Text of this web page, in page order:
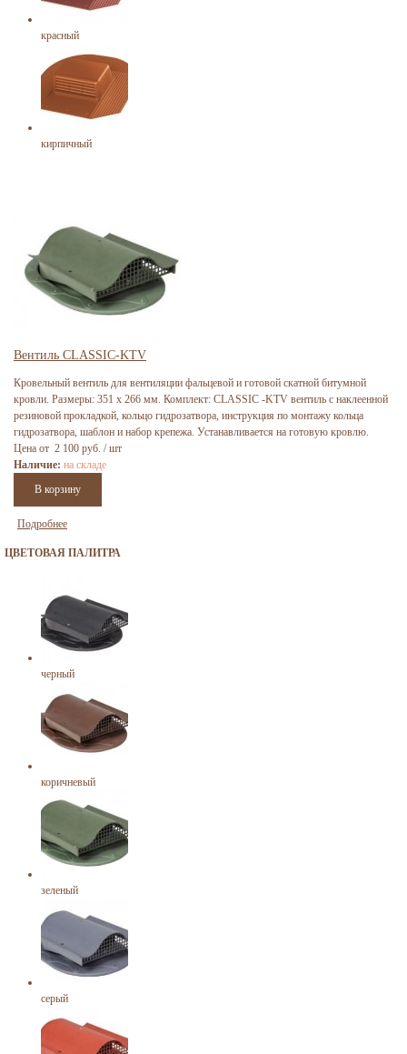
красный
кирпичный
Вентиль CLASSIC-KTV
Кровельный вентиль для вентиляции фальцевой и готовой скатной битумной
кровли. Размеры: 351 х 266 мм. Комплект: CLASSIC -KTV вентиль с наклеенной
резиновой прокладкой, кольцо гидрозатвора, инструкция по монтажу кольца
гидрозатвора, шаблон и набор крепежа. Устанавливается на готовую кровлю.
Цена от 2 100 руб. / шт
Наличие: на складе
Подробнее
ЦВЕТОВАЯ ПАЛИТРА
черный
коричневый
зеленый
серый